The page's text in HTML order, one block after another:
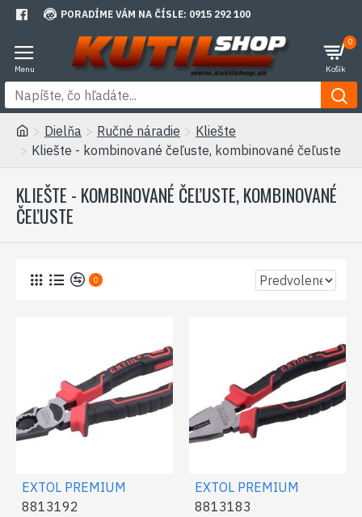
PORADÍME VÁM NA ČÍSLE: 0915 292 100
0
Dielňa Ručné náradie
Kliešte
Kliešte - kombinované čeľuste, kombinované čeľuste
KLIEŠTE - KOMBINOVANÉ ČEĽUSTE, KOMBINOVANÉ
ČEĽUSTE
0
EXTOL PREMIUM
8813192
EXTOL PREMIUM
8813183